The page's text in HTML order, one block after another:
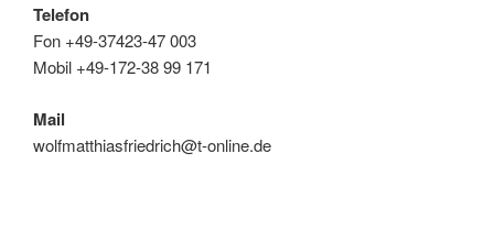
Telefon
Fon +49-37423-47 003
Mobil +49-172-38 99 171
Mail
wolfmatthiasfriedrich@t-online.de